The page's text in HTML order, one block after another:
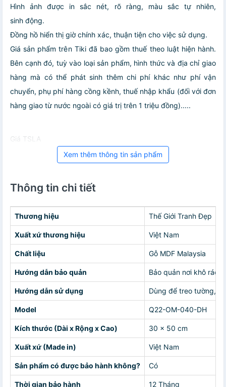
Hình ảnh được in sắc nét, rõ ràng, màu sắc tự nhiên,
sinh động.
Đồng hồ hiển thị giờ chính xác, thuận tiện cho việc sử dụng.
Giá sản phẩm trên Tiki đã bao gồm thuế theo luật hiện hành.
Bên cạnh đó, tuỳ vào loại sản phẩm, hình thức và địa chỉ giao
hàng mà có thể phát sinh thêm chi phí khác như phí vận
chuyển, phụ phí hàng cồng kềnh, thuế nhập khẩu (đối với đơn
hàng giao từ nước ngoài có giá trị trên 1 triệu đồng).....
Giá TSLA
Xem thêm thông tin sản phẩm
Thông tin chi tiết
Thương hiệu Thế Giới Tranh Đẹp
Xuất xứ thương hiệu Việt Nam
Chất liệu Gỗ MDF Malaysia
Hướng dẫn bảo quản Bảo quản nơi khô ráo,
Hướng dẫn sử dụng Dùng để treo tường,
Model Q22-OM-040-DH
Kích thước (Dài x Rộng x Cao) 30 x 50 cm
Xuất xứ (Made in) Việt Nam
Sản phẩm có được bảo hành không? Có
Thời gian bảo hành 12 Tháng